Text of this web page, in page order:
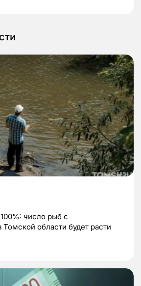
число рыб с
Томской области будет расти